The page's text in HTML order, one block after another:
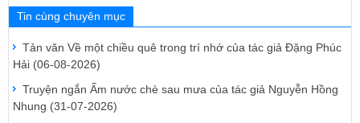
Tin cùng chuyên mục
Tản văn Về một chiều quê trong trí nhớ của tác giả Đặng Phúc
Hải (06-08-2026)
Truyện ngắn Ấm nước chè sau mưa của tác giả Nguyễn Hồng
Nhung (31-07-2026)